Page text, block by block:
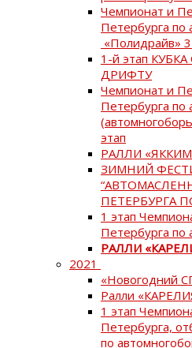
Чемпионат и
Петербурга по
«Полидрайв» 3
1-й этап
ДРИФТУ
Чемпионат и
Петербурга по
этап
РАЛЛИ
ЗИМНИЙ
ПЕТЕРБУРГА
1 этап
Петербурга по
РАЛЛИ
2021
«Новогодний
Ралли
1 этап
Петербурга,
по